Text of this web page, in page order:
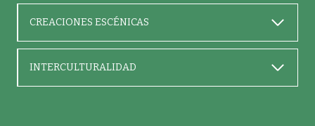
CREACIONES ESCÉNICAS
INTERCULTURALIDAD